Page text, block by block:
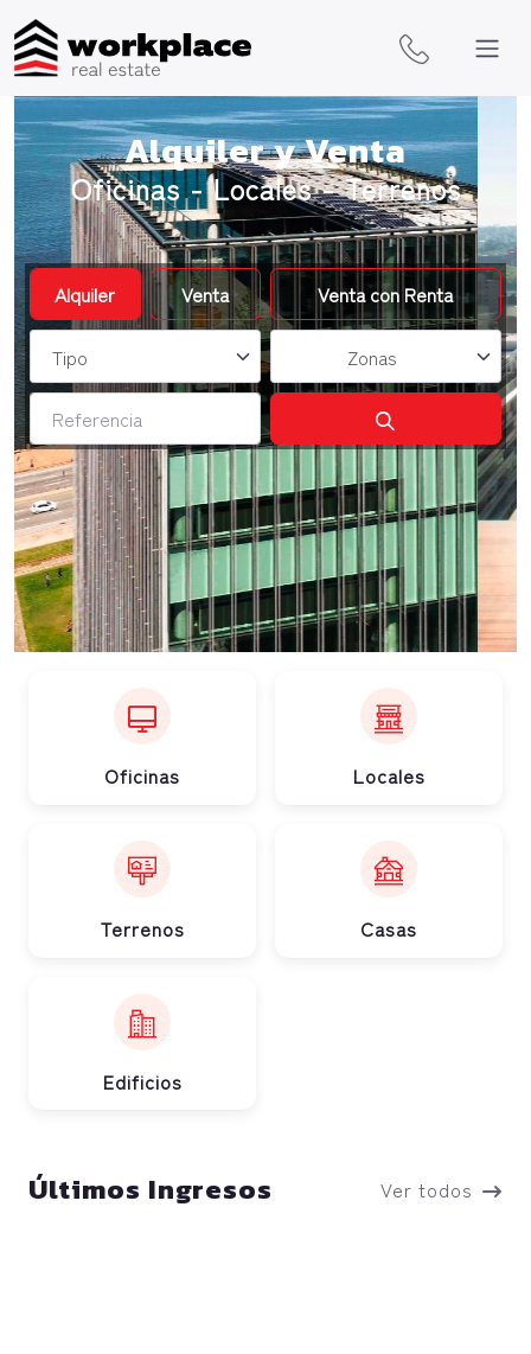
Alquiler y Venta
Oficinas - Locales - Terrenos
Zonas
Oficinas Locales
Terrenos Casas
Edificios
Últimos Ingresos Ver todos